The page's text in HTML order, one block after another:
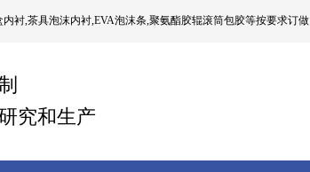
衬,茶具泡沫内衬,EVA泡沫条,聚氨酯胶辊滚筒包胶等按要求订做
究和生产